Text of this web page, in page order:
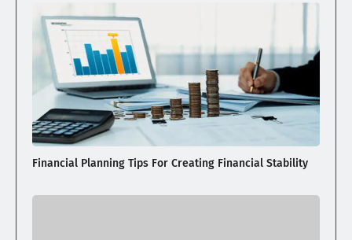
Financial Planning Tips For Creating Financial Stability